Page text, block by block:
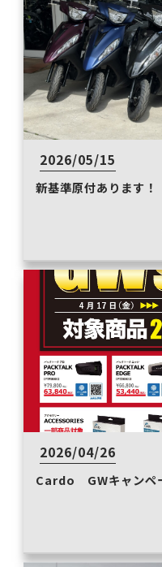
2026/05/15
新基準原付あります！
2026/04/26
Cardo GWキャンペ